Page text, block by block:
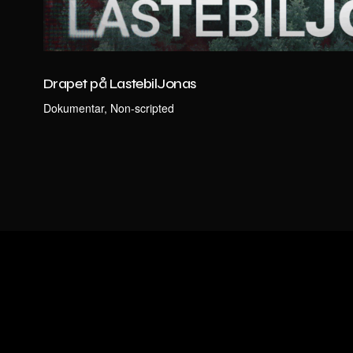
Drapet på LastebilJonas
Dokumentar, Non-scriptedOslo